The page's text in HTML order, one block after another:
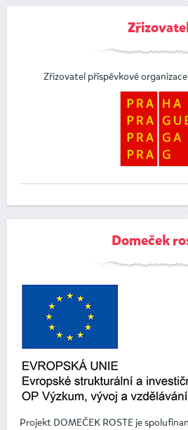
Zřizovatel příspěvkové
Domeček
Projekt DOMEČEK ROSTE je